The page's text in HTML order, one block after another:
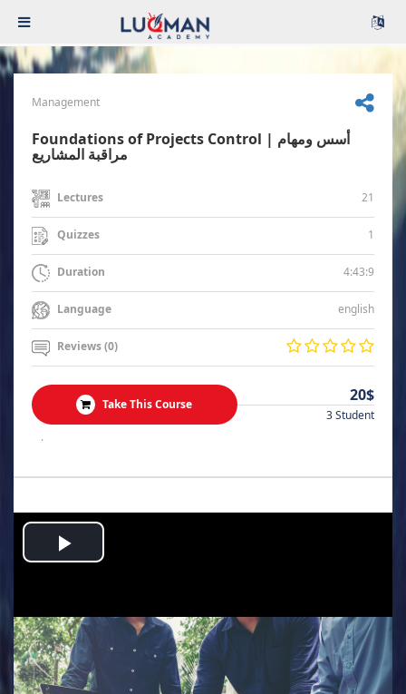
Management
Foundations of Projects Control | أسس ومهام
مراقبة المشاريع
Lectures 21
Quizzes 1
Duration 4:43:9
Language english
Reviews (0)
Take This Course 20$
3 Student
.
Play